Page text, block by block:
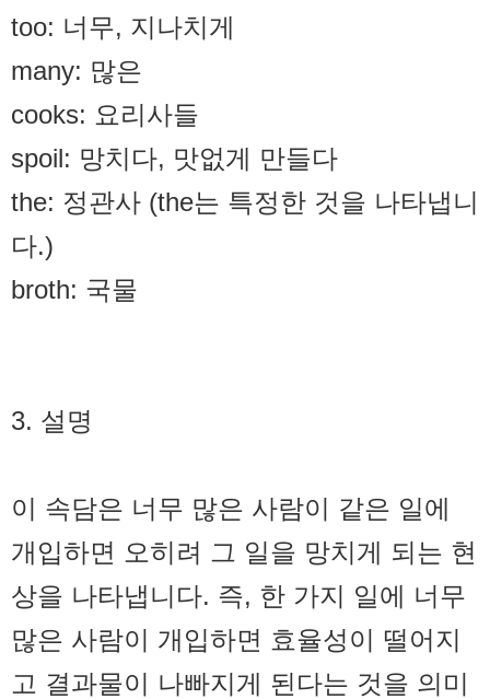
too: 너무, 지나치게
many: 많은
cooks: 요리사들
spoil: 망치다, 맛없게 만들다
the: 정관사 (the는 특정한 것을 나타냅니
다.)
broth: 국물
3. 설명
이 속담은 너무 많은 사람이 같은 일에
개입하면 오히려 그 일을 망치게 되는 현
상을 나타냅니다. 즉, 한 가지 일에 너무
많은 사람이 개입하면 효율성이 떨어지
고 결과물이 나빠지게 된다는 것을 의미